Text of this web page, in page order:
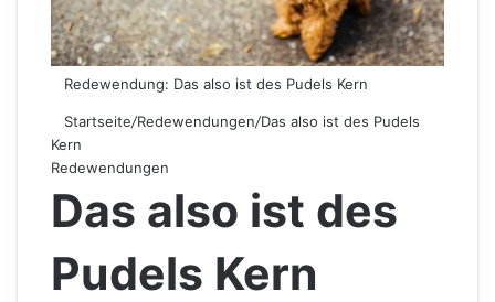
Redewendung: Das also ist des Pudels Kern
Startseite/Redewendungen/Das also ist des Pudels
Kern
Redewendungen
Das also ist des
Pudels Kern